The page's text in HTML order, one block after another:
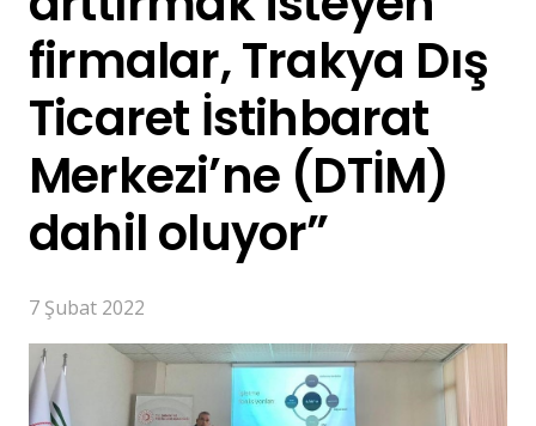
firmalar, Trakya Dış
Ticaret İstihbarat
Merkezi’ne (DTİM)
dahil oluyor”
7 Şubat 2022